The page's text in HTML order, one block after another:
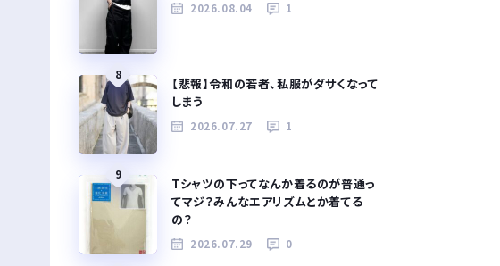
2026.08.04 1
8
【悲報】令和の若者、私服がダサくなって
しまう
2026.07.27 1
9
Tシャツの下ってなんか着るのが普通っ
てマジ？みんなエアリズムとか着てる
の？
2026.07.29 0